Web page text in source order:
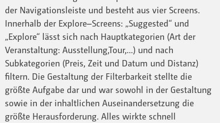
der Navigationsleiste und besteht aus vier Screens.
Innerhalb der Explore–Screens: „Suggested“ und
„Explore“ lässt sich nach Hauptkategorien (Art der
Veranstaltung: Ausstellung,Tour,…) und nach
Subkategorien (Preis, Zeit und Datum und Distanz)
filtern. Die Gestaltung der Filterbarkeit stellte die
größte Aufgabe dar und war sowohl in der Gestaltung
sowie in der inhaltlichen Auseinandersetzung die
größte Herausforderung. Alles wirkte schnell